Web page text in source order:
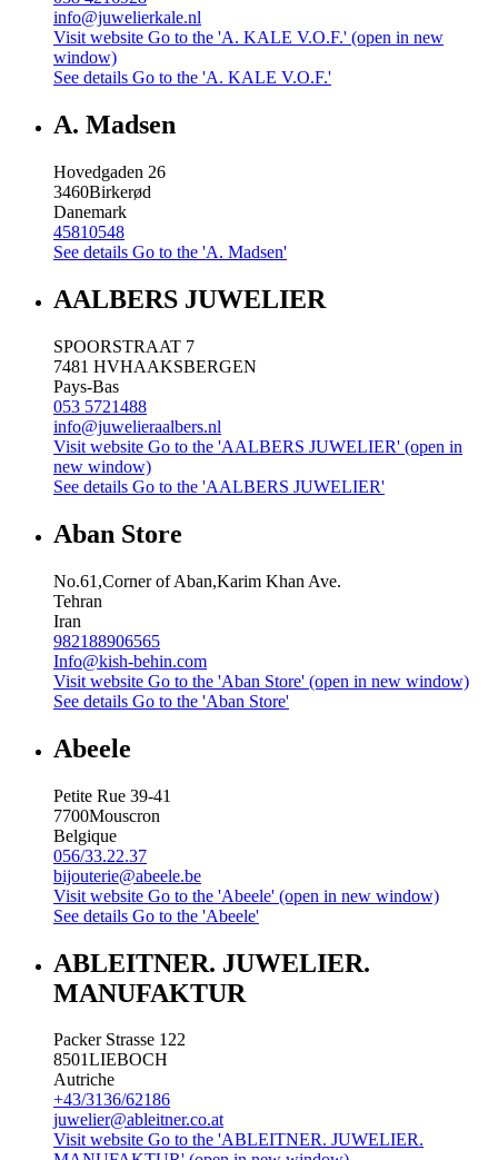
info@juwelierkale.nl
Visit website Go to the 'A. KALE V.O.F.' (open in new
window)
See details Go to the 'A. KALE V.O.F.'
A. Madsen
Hovedgaden 26
3460Birkerød
Danemark
45810548
See details Go to the 'A. Madsen'
AALBERS JUWELIER
SPOORSTRAAT 7
7481 HVHAAKSBERGEN
Pays-Bas
053 5721488
info@juwelieraalbers.nl
Visit website Go to the 'AALBERS JUWELIER' (open in
new window)
See details Go to the 'AALBERS JUWELIER'
Aban Store
No.61,Corner of Aban,Karim Khan Ave.
Tehran
Iran
982188906565
Info@kish-behin.com
Visit website Go to the 'Aban Store' (open in new window)
See details Go to the 'Aban Store'
Abeele
Petite Rue 39-41
7700Mouscron
Belgique
056/33.22.37
bijouterie@abeele.be
Visit website Go to the 'Abeele' (open in new window)
See details Go to the 'Abeele'
ABLEITNER. JUWELIER.
MANUFAKTUR
Packer Strasse 122
8501LIEBOCH
Autriche
+43/3136/62186
juwelier@ableitner.co.at
Visit website Go to the 'ABLEITNER. JUWELIER.